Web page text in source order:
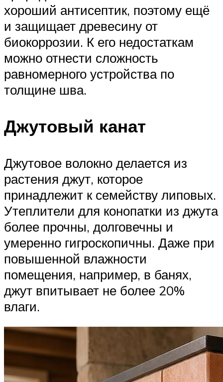
хороший антисептик, поэтому ещё
и защищает древесину от
биокоррозии. К его недостаткам
можно отнести сложность
равномерного устройства по
толщине шва.
Джутовый канат
Джутовое волокно делается из
растения джут, которое
принадлежит к семейству липовых.
Утеплители для конопатки из джута
более прочны, долговечны и
умеренно гигроскопичны. Даже при
повышенной влажности
помещения, например, в банях,
джут впитывает не более 20%
влаги.